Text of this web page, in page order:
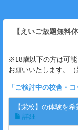
【えいご放題無料
※18歳以下の方は可能
お願いいたします。（
「ご検討中の校舎・コ
【栄校】の体験を
詳細